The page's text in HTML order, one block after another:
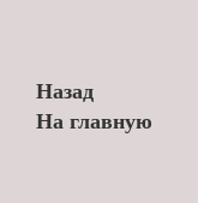
Назад
На главную